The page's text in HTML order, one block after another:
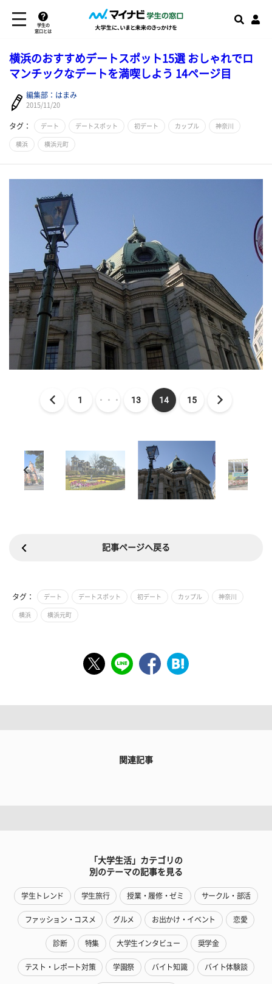
学生の
窓口とは
横浜のおすすめデートスポット15選 おしゃれでロ
マンチックなデートを満喫しよう 14ページ目
編集部：はまみ
2015/11/20
タグ： デート デートスポット 初デート カップル 神奈川
横浜 横浜元町
1 ・・・ 13 14 15
記事ページへ戻る
タグ： デート デートスポット 初デート カップル 神奈川
横浜 横浜元町
関連記事
「大学生活」カテゴリの
別のテーマの記事を見る
学生トレンド 学生旅行 授業・履修・ゼミ サークル・部活
ファッション・コスメ グルメ お出かけ・イベント 恋愛
診断 特集 大学生インタビュー 奨学金
テスト・レポート対策 学園祭 バイト知識 バイト体験談